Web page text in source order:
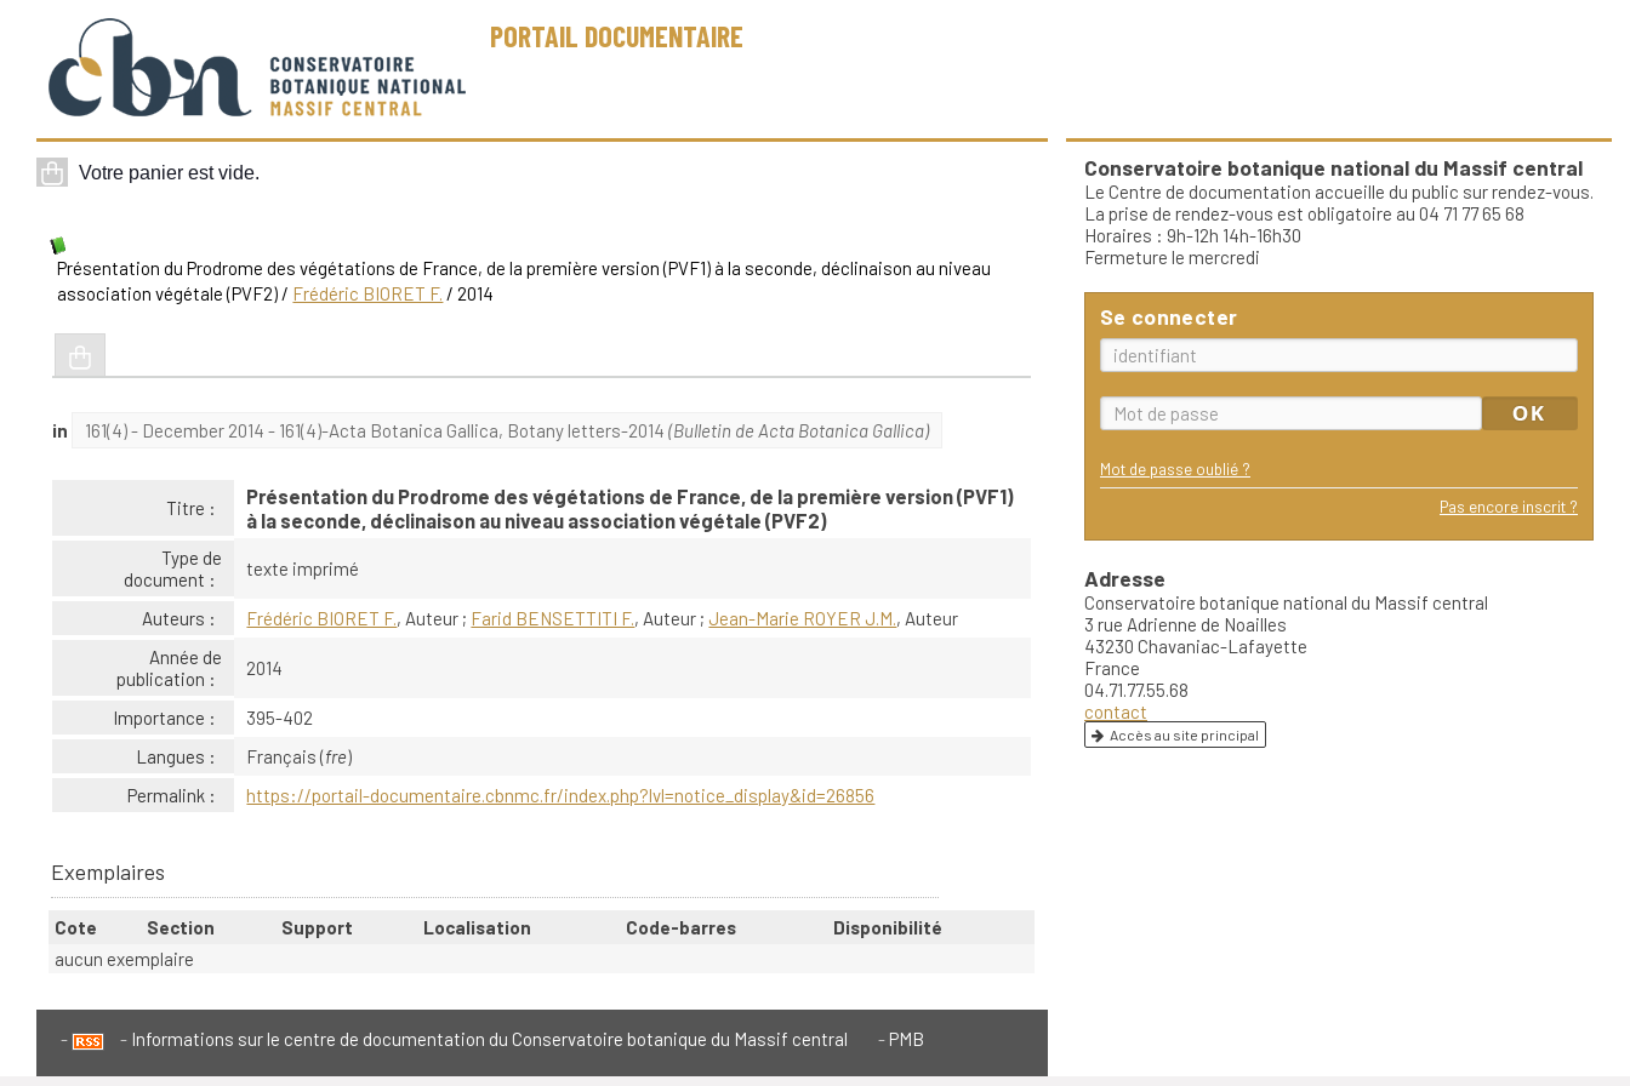
PORTAIL DOCUMENTAIRE
Présentation du Prodrome des végétations de France, de la première version (PVF1) à la seconde, déclinaison au niveau
association végétale (PVF2)/ Frédéric BIORET F. / 2014
in 161(4) - December 2014 - 161(4)-Acta Botanica Gallica, Botany letters-2014 (Bulletin de Acta Botanica Gallica)
Titre :
Présentation du Prodrome des végétations de France, de la première version (PVF1)
à la seconde, déclinaison au niveau association végétale (PVF2)
Type de
document :
texte imprimé
Auteurs : Frédéric BIORET F., Auteur ; Farid BENSETTITI F., Auteur ;Jean-Marie ROYER J.M., Auteur
Année de
publication :
2014
Importance :
395-402
Langues :
Français (fre)
Permalink :
https://portail-documentaire.cbnmc.fr/index.php?lvl=notice_display&id=26856
Exemplaires
Cote Section Support Localisation Code-barres
Disponibilité
aucun exemplaire
Informations sur le centre de documentation du Conservatoire botanique du Massif central PMB
Conservatoire botanique national du Massif central
Le Centre de documentation accueille du public sur rendez-vous.
La prise de rendez-vous est obligatoire au 04 71 77 65 68
Horaires : 9h-12h 14h-16h30
Fermeture le mercredi
Se connecter
Mot de passe oublié ?
Pas encore inscrit ?
Adresse
Conservatoire botanique national du Massif central
3 rue Adrienne de Noailles
43230 Chavaniac-Lafayette
France
04.71.77.55.68
contact
Accès au site principal